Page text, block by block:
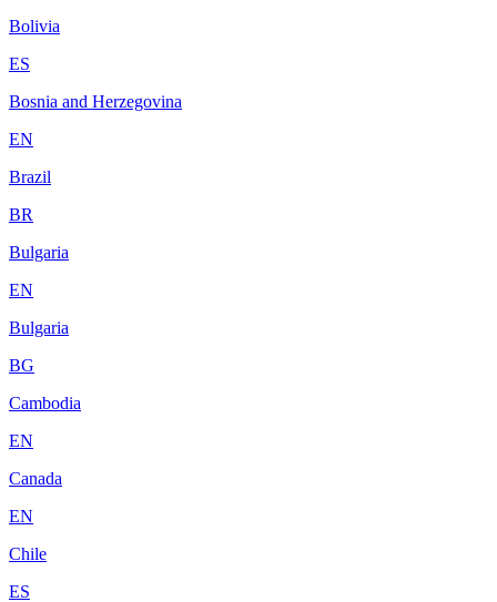
Bolivia
ES
Bosnia and Herzegovina
EN
Brazil
BR
Bulgaria
EN
Bulgaria
BG
Cambodia
EN
Canada
EN
Chile
ES